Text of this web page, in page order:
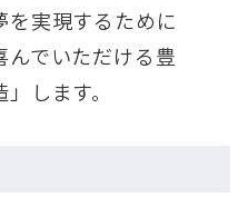
実現するために
んでいただける豊
します。